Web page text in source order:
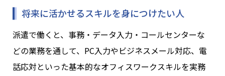
将来に活かせるスキルを身につけたい人
派遣で働くと、事務・データ入力・コールセンターな
どの業務を通して、PC入力やビジネスメール対応、電
話応対といった基本的なオフィスワークスキルを実務